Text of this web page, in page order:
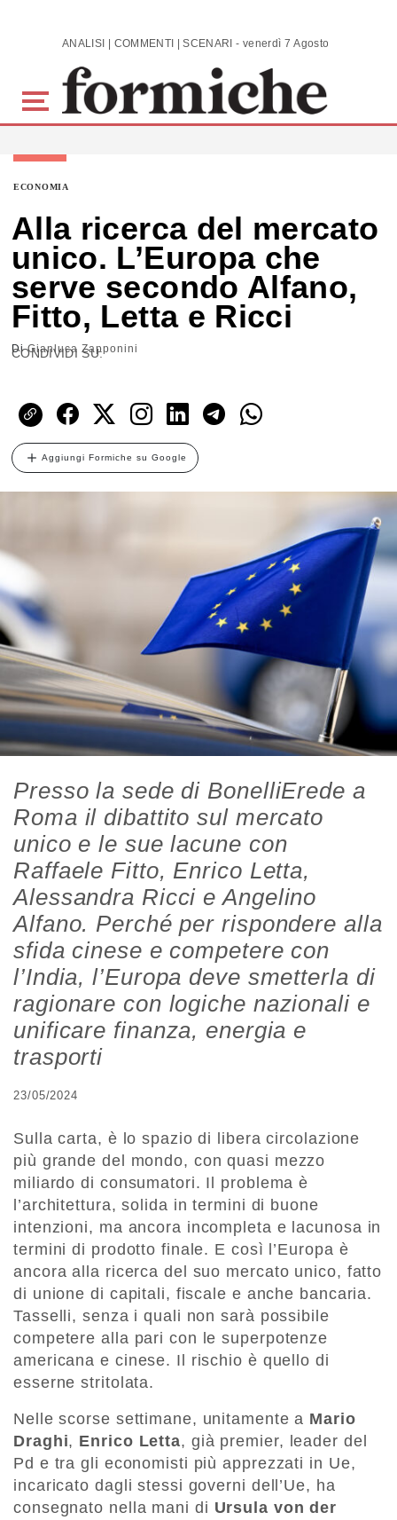
Skip to main content ANALISI | COMMENTI | SCENARI - venerdì 7 Agosto 2026
ECONOMIA
Alla ricerca del mercato
unico. L’Europa che
serve secondo Alfano,
Fitto, Letta e Ricci
DiGianluca Zapponini
CONDIVIDI SU:
Aggiungi Formiche su Google
Presso la sede di BonelliErede a
Roma il dibattito sul mercato
unico e le sue lacune con
Raffaele Fitto, Enrico Letta,
Alessandra Ricci e Angelino
Alfano. Perché per rispondere alla
sfida cinese e competere con
l’India, l’Europa deve smetterla di
ragionare con logiche nazionali e
unificare finanza, energia e
trasporti
23/05/2024
Sulla carta, è lo spazio di libera circolazione
più grande del mondo, con quasi mezzo
miliardo di consumatori. Il problema è
l’architettura, solida in termini di buone
intenzioni, ma ancora incompleta e lacunosa in
termini di prodotto finale. E così l’Europa è
ancora alla ricerca del suo mercato unico, fatto
di unione di capitali, fiscale e anche bancaria.
Tasselli, senza i quali non sarà possibile
competere alla pari con le superpotenze
americana e cinese. Il rischio è quello di
esserne stritolata.
Nelle scorse settimane, unitamente a Mario
Draghi, Enrico Letta, già premier, leader del
Pd e tra gli economisti più apprezzati in Ue,
incaricato dagli stessi governi dell’Ue, ha
consegnato nella mani di Ursula von der